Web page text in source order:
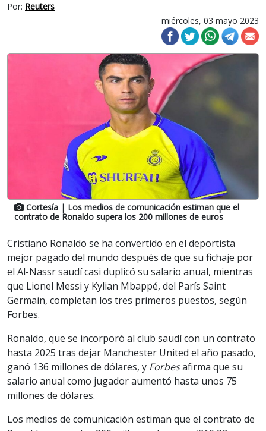
Por: Reuters
miércoles, 03 mayo 2023
Cortesía | Los medios de comunicación estiman que el
contrato de Ronaldo supera los 200 millones de euros
Cristiano Ronaldo se ha convertido en el deportista
mejor pagado del mundo después de que su fichaje por
el Al-Nassr saudí casi duplicó su salario anual, mientras
que Lionel Messi y Kylian Mbappé, del París Saint
Germain, completan los tres primeros puestos, según
Forbes.
Ronaldo, que se incorporó al club saudí con un contrato
hasta 2025 tras dejar Manchester United el año pasado,
ganó 136 millones de dólares, y Forbesafirma que su
salario anual como jugador aumentó hasta unos 75
millones de dólares.
Los medios de comunicación estiman que el contrato de